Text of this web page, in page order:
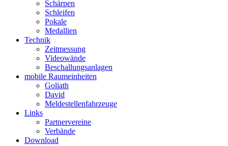
Schärpen
Schleifen
Pokale
Medallien
Technik
Zeitmessung
Videowände
Beschallungsanlagen
mobile Raumeinheiten
Goliath
David
Meldestellenfahrzeuge
Links
Partnervereine
Verbände
Download